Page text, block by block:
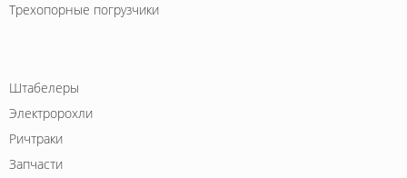
Трехопорные погрузчики
Штабелеры
Электророхли
Ричтраки
Запчасти